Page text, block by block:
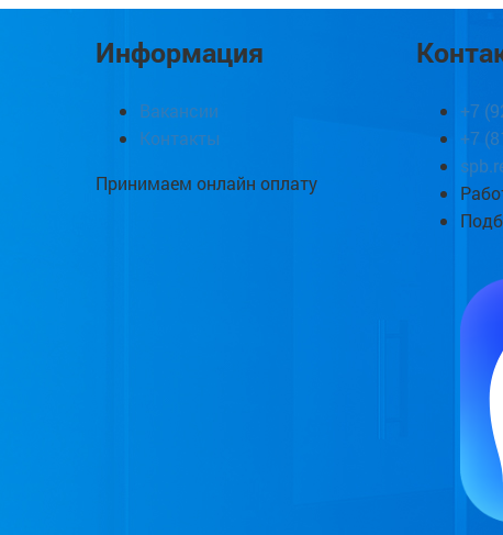
Информация
Вакансии
Контакты
Принимаем онлайн оплату
+7
+7